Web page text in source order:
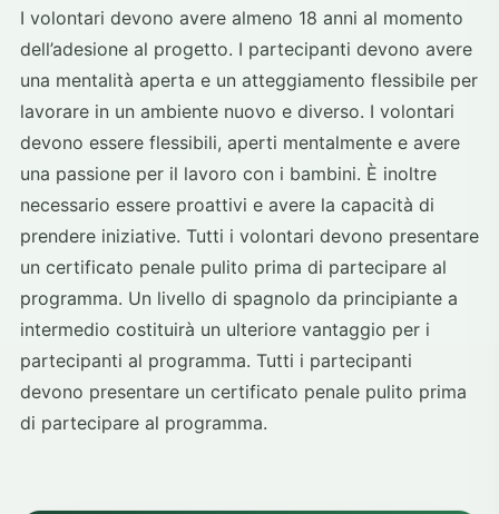
I volontari devono avere almeno 18 anni al momento
dell’adesione al progetto. I partecipanti devono avere
una mentalità aperta e un atteggiamento flessibile per
lavorare in un ambiente nuovo e diverso. I volontari
devono essere flessibili, aperti mentalmente e avere
una passione per il lavoro con i bambini. È inoltre
necessario essere proattivi e avere la capacità di
prendere iniziative. Tutti i volontari devono presentare
un certificato penale pulito prima di partecipare al
programma. Un livello di spagnolo da principiante a
intermedio costituirà un ulteriore vantaggio per i
partecipanti al programma. Tutti i partecipanti
devono presentare un certificato penale pulito prima
di partecipare al programma.